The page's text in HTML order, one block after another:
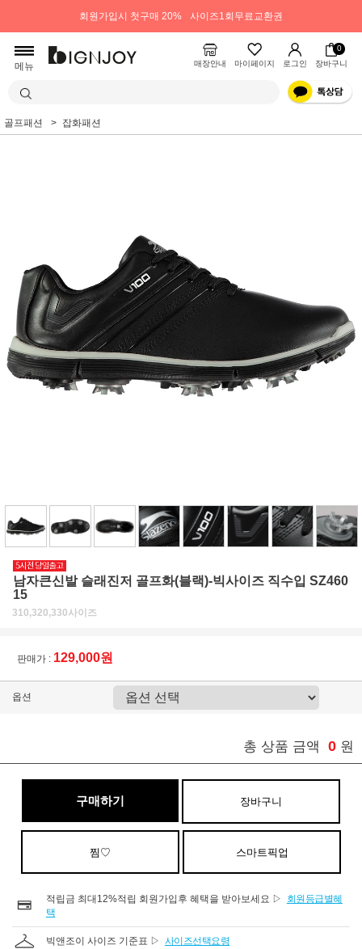
회원가입시 첫구매 20% 사이즈1회무료교환권
메뉴 매장안내 마이페이지 로그인
0
장바구니
골프패션 잡화패션
남자큰신발 슬래진저 골프화(블랙)-빅사이즈 직수입 SZ460
15
310,320,330사이즈
판매가 : 129,000원
옵션
총 상품 금액 0 원
구매하기 장바구니
찜♡ 스마트픽업
적립금 최대12%적립 회원가입후 혜택을 받아보세요 ▷
회원등급별혜
택
빅앤조이 사이즈 기준표 ▷ 사이즈선택요령